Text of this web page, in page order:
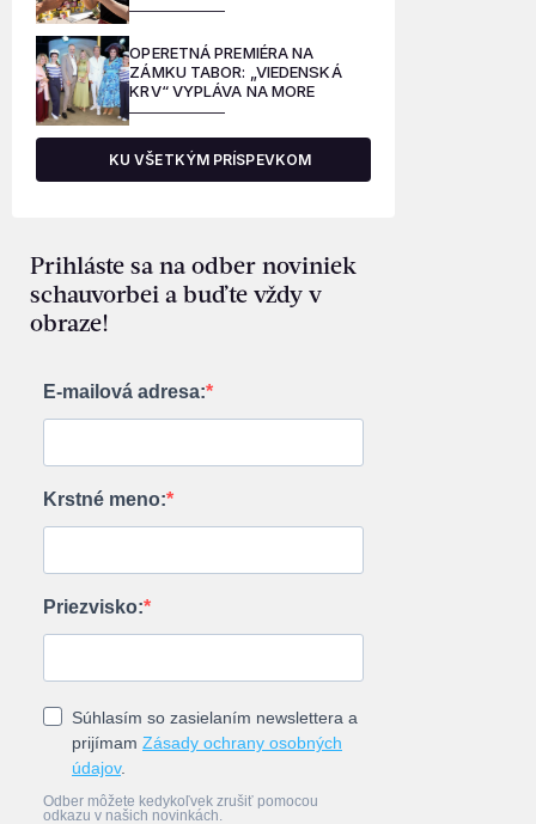
OPERETNÁ PREMIÉRA NA
ZÁMKU TABOR: „VIEDENSKÁ
KRV“ VYPLÁVA NA MORE
KU VŠETKÝM PRÍSPEVKOM
Prihláste sa na odber noviniek
schauvorbei a buďte vždy v
obraze!
E-mailová adresa:
Krstné meno:
Priezvisko:
Súhlasím so zasielaním newslettera a
prijímam Zásady ochrany osobných
údajov.
Odber môžete kedykoľvek zrušiť pomocou
odkazu v našich novinkách.